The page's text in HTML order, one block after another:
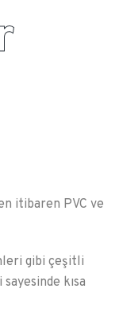
itibaren PVC ve
gibi çeşitli
kısa